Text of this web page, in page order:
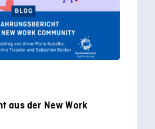
aus der New Work